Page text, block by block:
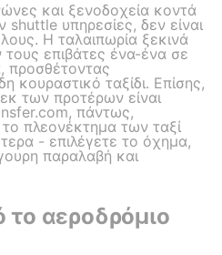
και ξενοδοχεία κοντά
υπηρεσίες, δεν είναι
Η ταλαιπωρία ξεκινά
επιβάτες ένα-ένα σε
προσθέτοντας
κουραστικό ταξίδι. Επίσης,
των προτέρων είναι
πάντως,
πλεονέκτημα των ταξί
- επιλέγετε το όχημα,
παραλαβή και
αεροδρόμιο